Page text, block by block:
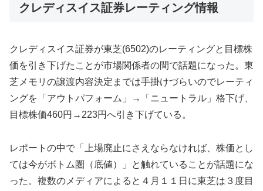
クレディスイス証券レーティング情報
クレディスイス証券が東芝(6502)のレーティングと目標株
価を引き下げたことが市場関係者の間で話題になった。東
芝メモリの譲渡内容決定までは手掛けづらいのでレーティ
ングを「アウトパフォーム」→「ニュートラル」格下げ、
目標株価460円→223円へ引き下げている。
レポートの中で「上場廃止にさえならなければ、株価とし
ては今がボトム圏（底値）」と触れていることが話題にな
った。複数のメディアによると４月１１日に東芝は３度目